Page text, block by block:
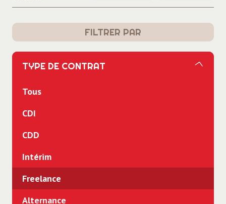
FILTRER PAR
TYPE DE CONTRAT
Tous
CDI
CDD
Intérim
Freelance
Alternance